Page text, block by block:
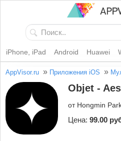
iPhone, iPad Android Huawei
AppVisor.ru » Приложения iOS »
Objet -
от Hongmin
Цена: 99.00